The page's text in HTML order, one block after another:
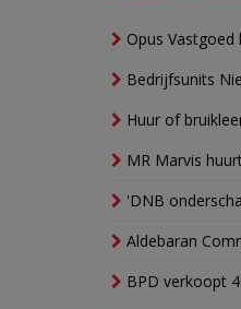
Opus
Bedrijfsunits
Huur of
MR Marvis
'DNB
Aldebaran
BPD verkoopt